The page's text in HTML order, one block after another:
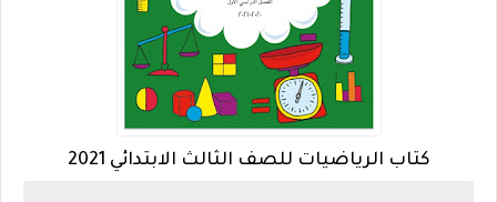
كتاب الرياضيات للصف الثالث الابتدائي 2021